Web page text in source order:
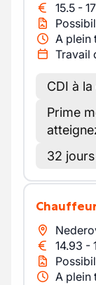
15.5 - 17
A plein
Travail
CDI à
Prime
32
14.93 -
A plein